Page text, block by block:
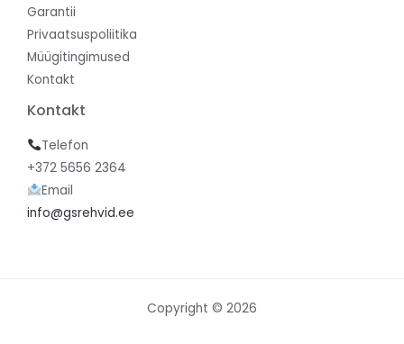
Garantii
Privaatsuspoliitika
Müügitingimused
Kontakt
Kontakt
Telefon
+372 5656 2364
Email
info@gsrehvid.ee
Copyright © 2026